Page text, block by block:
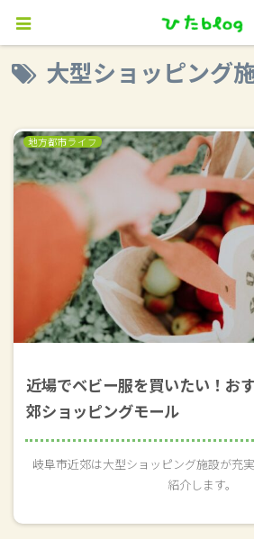
大型ショッピング
地方都市ライフ
近場でベビー服を買いたい！お
郊ショッピングモール
岐阜市近郊は大型ショッピング施設が充
紹介します。